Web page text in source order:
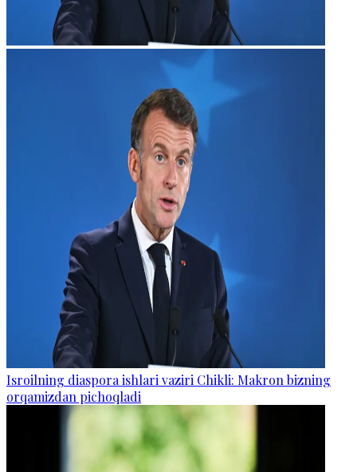
Isroilning diaspora ishlari vaziri Chikli: Makron bizning
orqamizdan pichoqladi